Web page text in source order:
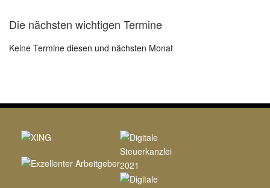
Die nächsten wichtigen Termine
Keine Termine diesen und nächsten Monat